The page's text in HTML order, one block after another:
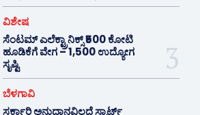
ವಿಶೇಷ
ಸೆಂಟಮ್ ಎಲೆಕ್ಟ್ರಾನಿಕ್ಸ್ ₹500 ಕೋಟಿ
ಹೂಡಿಕೆಗೆ ವೇಗ – 1,500 ಉದ್ಯೋಗ
ಸೃಷ್ಟಿ
ಬೆಳಗಾವಿ
ಸರ್ಕಾರಿ ಅನುದಾನವಿಲ್ಲದೆ ಸ್ಮಾರ್ಟ್